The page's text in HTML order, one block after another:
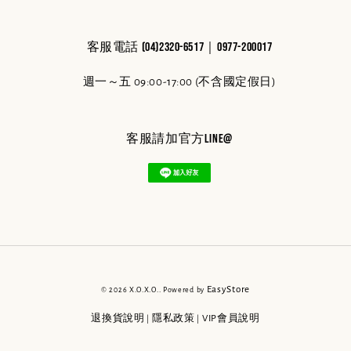
客服電話 (04)2320-6517｜0977-200017
週一～五 09:00-17:00 (不含國定假日)
客服請加官方line@
© 2026 X.O.X.O.. Powered by EasyStore
退換貨說明 隱私政策 VIP會員說明